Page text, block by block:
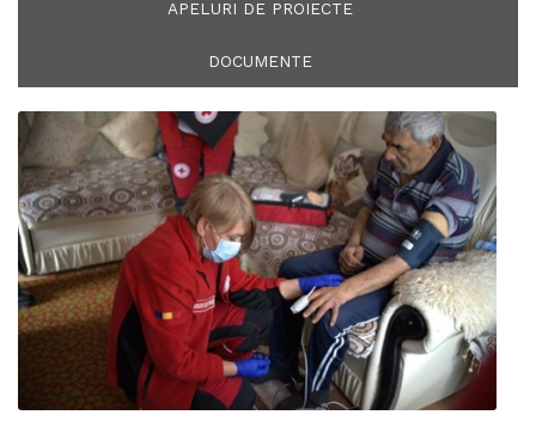
APELURI DE PROIECTE
DOCUMENTE